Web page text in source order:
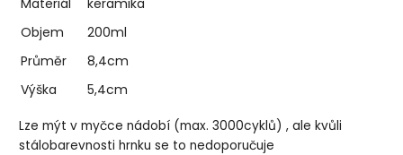
Materiál
keramika
Objem
200ml
Průměr
8,4cm
Výška
5,4cm
Lze mýt v myčce nádobí (max. 3000cyklů) , ale kvůli
stálobarevnosti hrnku se to nedoporučuje